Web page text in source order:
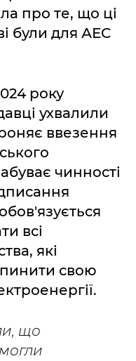
про те, що ці
були для АЕС
року
ухвалили
ввезення
чинності
всі
які
свою
що